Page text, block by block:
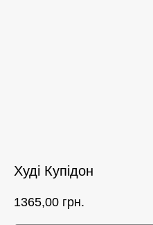
Худі Купідон
1365,00 грн.